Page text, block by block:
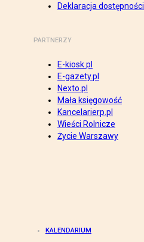
Deklaracja dostępności
PARTNERZY
E-kiosk.pl
E-gazety.pl
Nexto.pl
Mała księgowość
Kancelarierp.pl
Wieści Rolnicze
Życie Warszawy
KALENDARIUM